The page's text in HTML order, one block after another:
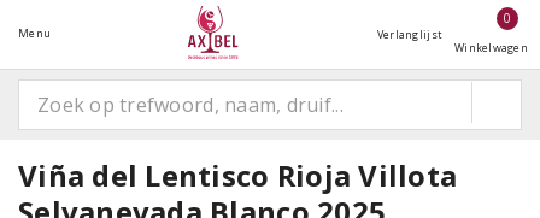
Menu Verlanglijst
0
Winkelwagen
Viña del Lentisco Rioja Villota